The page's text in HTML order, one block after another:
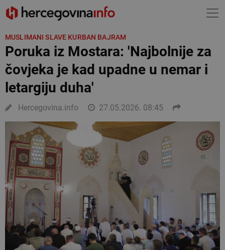
MUSLIMANI SLAVE KURBAN BAJRAM
Poruka iz Mostara: 'Najbolnije za
čovjeka je kad upadne u nemar i
letargiju duha'
Hercegovina.info 27.05.2026. 08:45